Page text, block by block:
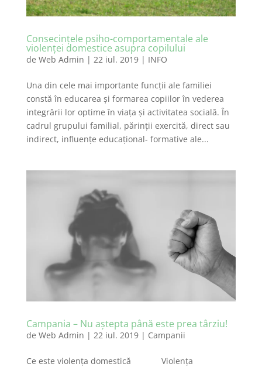
Consecinţele psiho-comportamentale ale
violenţei domestice asupra copilului
de Web Admin | 22 iul. 2019| INFO
Una din cele mai importante funcţii ale familiei
constă în educarea şi formarea copiilor în vederea
integrării lor optime în viaţa şi activitatea socială. În
cadrul grupului familial, părinţii exercită, direct sau
indirect, influenţe educaţional- formative ale...
Campania – Nu aştepta până este prea târziu!
de Web Admin | 22 iul. 2019| Campanii
Ce este violența domestică Violenţa